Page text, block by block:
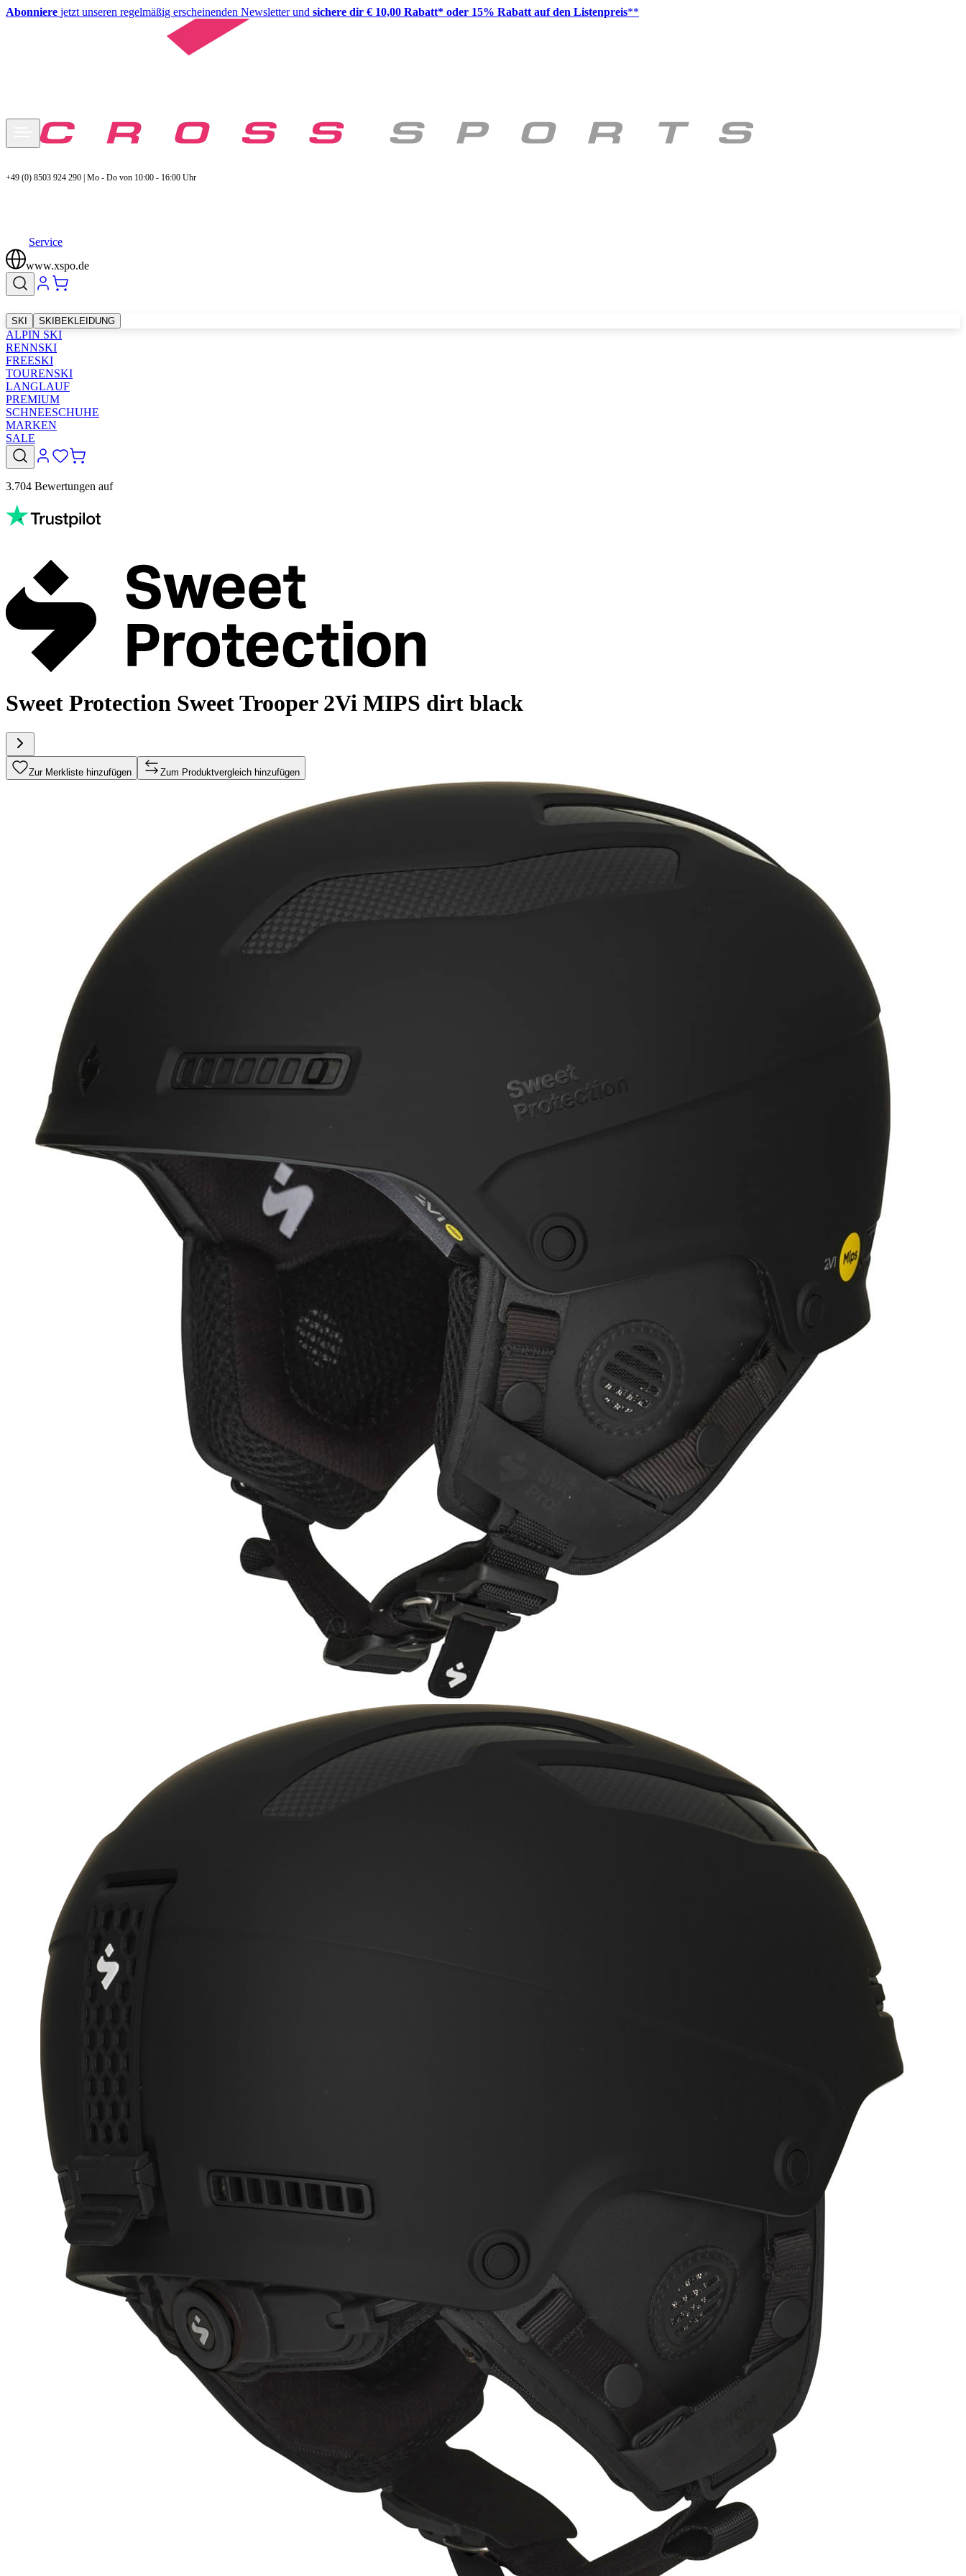
Abonniere jetzt unseren regelmäßig erscheinenden Newsletter und sichere dir € 10,00 Rabatt* oder 15% Rabatt auf den Listenpreis**
+49 (0) 8503 924 290 | Mo - Do von 10:00 - 16:00 Uhr
Service
www.xspo.de
SKI SKIBEKLEIDUNG
ALPIN SKI
RENNSKI
FREESKI
TOURENSKI
LANGLAUF
PREMIUM
SCHNEESCHUHE
MARKEN
SALE
3.704 Bewertungen auf
Sweet Protection Sweet Trooper 2Vi MIPS dirt black
Zur Merkliste hinzufügen Zum Produktvergleich hinzufügen